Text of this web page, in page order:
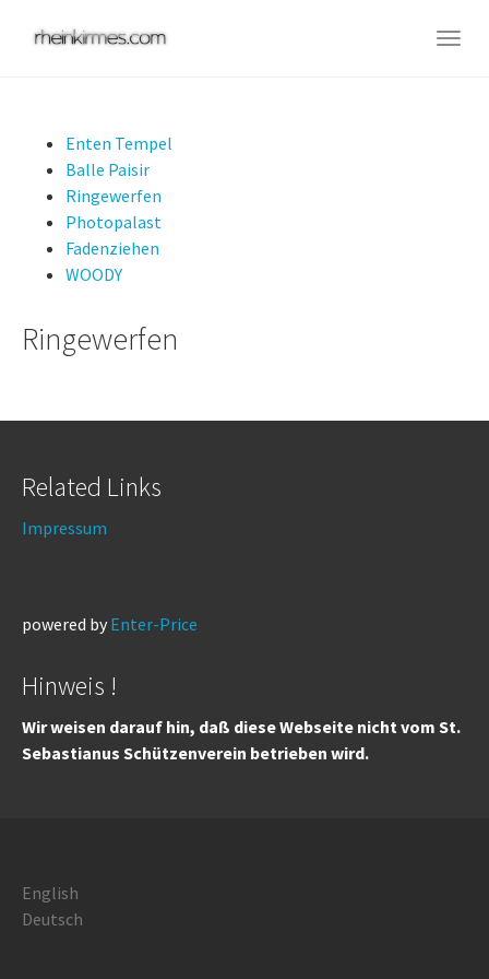
Enten Tempel
Balle Paisir
Ringewerfen
Photopalast
Fadenziehen
WOODY
Ringewerfen
Related Links
Impressum
powered by Enter-Price
Hinweis !
Wir weisen darauf hin, daß diese Webseite nicht vom St.
Sebastianus Schützenverein betrieben wird.
English
Deutsch